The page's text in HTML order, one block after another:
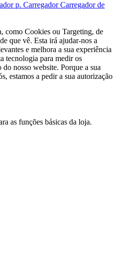
p. CarregadorCarregador de
como Cookies ou Targeting, de
que vê. Esta irá ajudar-nos a
e melhora a sua experiência
tecnologia para medir os
nosso website. Porque a sua
estamos a pedir a sua autorização
as funções básicas da loja.